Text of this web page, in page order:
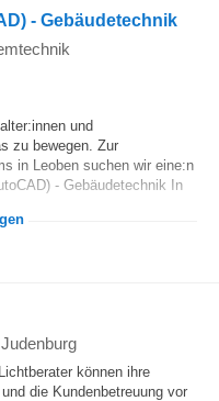
- Gebäudetechnik
und
zu bewegen. Zur
in Leoben suchen wir eine:n
- Gebäudetechnik In
können ihre
die Kundenbetreuung vor